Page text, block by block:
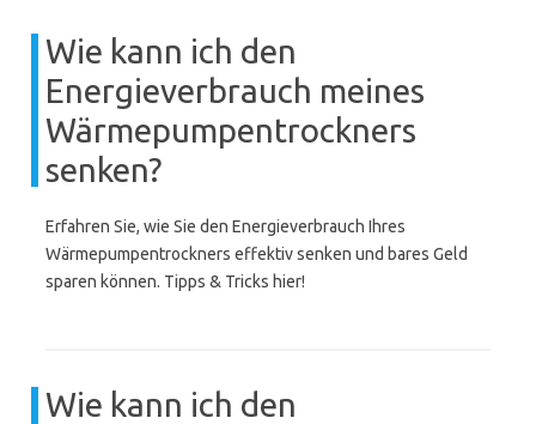
Wie kann ich den
Energieverbrauch meines
Wärmepumpentrockners
senken?
Erfahren Sie, wie Sie den Energieverbrauch Ihres
Wärmepumpentrockners effektiv senken und bares Geld
sparen können. Tipps & Tricks hier!
Wie kann ich den